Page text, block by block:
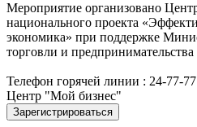
Мероприятие организовано
национального проекта
экономика» при поддержке
торговли и
Телефон горячей линии : 24-77-77
Центр "Мой бизнес"
Зарегистрироваться